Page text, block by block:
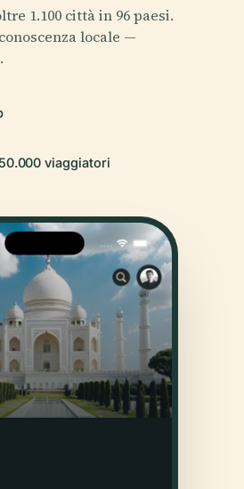
1.100 città in 96 paesi.
locale —
viaggiatori